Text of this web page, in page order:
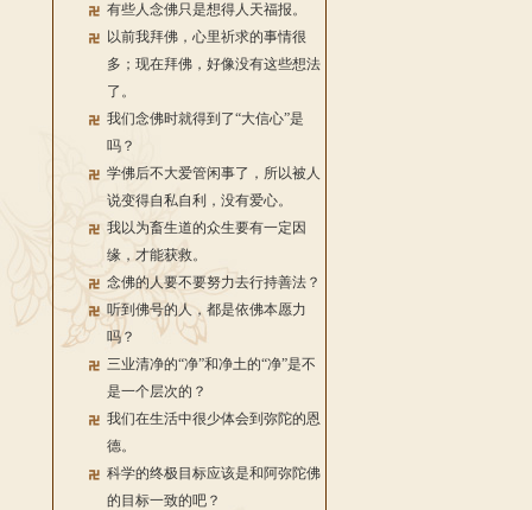
有些人念佛只是想得人天福报。
以前我拜佛，心里祈求的事情很
多；现在拜佛，好像没有这些想法
了。
我们念佛时就得到了“大信心”是
吗？
学佛后不大爱管闲事了，所以被人
说变得自私自利，没有爱心。
我以为畜生道的众生要有一定因
缘，才能获救。
念佛的人要不要努力去行持善法？
听到佛号的人，都是依佛本愿力
吗？
三业清净的“净”和净土的“净”是不
是一个层次的？
我们在生活中很少体会到弥陀的恩
德。
科学的终极目标应该是和阿弥陀佛
的目标一致的吧？